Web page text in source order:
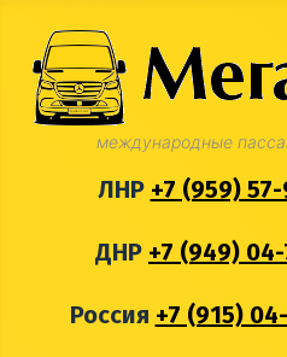
международные
ЛНР +7 (959)
ДНР +7 (949)
Россия +7 (915)